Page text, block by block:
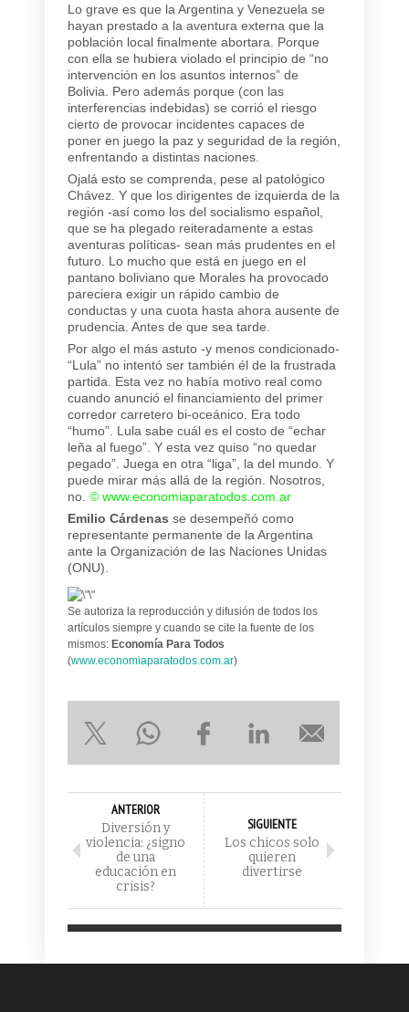
Lo grave es que la Argentina y Venezuela se
hayan prestado a la aventura externa que la
población local finalmente abortara. Porque
con ella se hubiera violado el principio de “no
intervención en los asuntos internos” de
Bolivia. Pero además porque (con las
interferencias indebidas) se corrió el riesgo
cierto de provocar incidentes capaces de
poner en juego la paz y seguridad de la región,
enfrentando a distintas naciones.
Ojalá esto se comprenda, pese al patológico
Chávez. Y que los dirigentes de izquierda de la
región -así como los del socialismo español,
que se ha plegado reiteradamente a estas
aventuras políticas- sean más prudentes en el
futuro. Lo mucho que está en juego en el
pantano boliviano que Morales ha provocado
pareciera exigir un rápido cambio de
conductas y una cuota hasta ahora ausente de
prudencia. Antes de que sea tarde.
Por algo el más astuto -y menos condicionado-
“Lula” no intentó ser también él de la frustrada
partida. Esta vez no había motivo real como
cuando anunció el financiamiento del primer
corredor carretero bi-oceánico. Era todo
“humo”. Lula sabe cuál es el costo de “echar
leña al fuego”. Y esta vez quiso “no quedar
pegado”. Juega en otra “liga”, la del mundo. Y
puede mirar más allá de la región. Nosotros,
no. © www.economiaparatodos.com.ar
Emilio Cárdenas se desempeñó como
representante permanente de la Argentina
ante la Organización de las Naciones Unidas
(ONU).
Se autoriza la reproducción y difusión de todos los
artículos siempre y cuando se cite la fuente de los
mismos: Economía Para Todos
(www.economiaparatodos.com.ar)
ANTERIOR
Diversión y
violencia: ¿signo
de una
educación en
crisis?
SIGUIENTE
Los chicos solo
quieren
divertirse